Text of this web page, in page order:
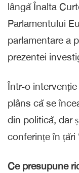
lângă Înalta
Parlamentului
parlamentare a
prezentei
Într-o intervenție
plâns că se
din politică, dar
conferințe în țări
Ce presupune